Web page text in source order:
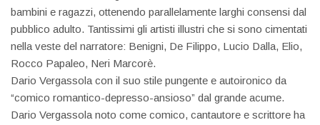
bambini e ragazzi, ottenendo parallelamente larghi consensi dal
pubblico adulto. Tantissimi gli artisti illustri che si sono cimentati
nella veste del narratore: Benigni, De Filippo, Lucio Dalla, Elio,
Rocco Papaleo, Neri Marcorè.
Dario Vergassola con il suo stile pungente e autoironico da
“comico romantico-depresso-ansioso” dal grande acume.
Dario Vergassola noto come comico, cantautore e scrittore ha